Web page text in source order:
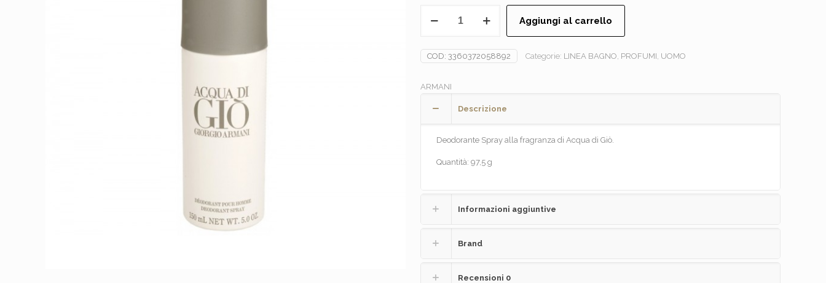
DI
GIO'
Spray
Aggiungi al carrello
COD: 3360372058892 Categorie: LINEA BAGNO, PROFUMI, UOMO
ARMANI
Descrizione
Deodorante Spray alla fragranza di Acqua di Giò.
Quantità: 97,5 g
Informazioni aggiuntive
Brand
Recensioni 0